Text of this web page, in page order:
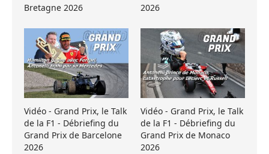
Bretagne 2026
2026
Vidéo - Grand Prix, le Talk
de la F1 - Débriefing du
Grand Prix de Barcelone
2026
Vidéo - Grand Prix, le Talk
de la F1 - Débriefing du
Grand Prix de Monaco
2026